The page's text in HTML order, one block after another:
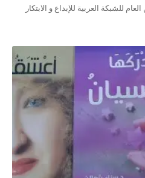
للشبكة العربية للإبداع و الابتكار